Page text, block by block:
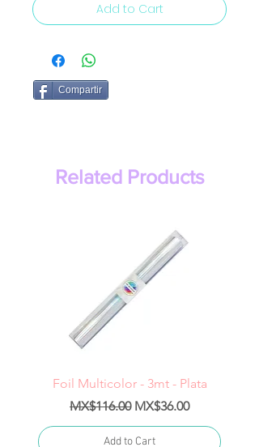
Add to Cart
Compartir
Related Products
Foil Multicolor - 3mt - Plata
Regular Price
MX$116.00 Sale Price
MX$36.00
Add to Cart